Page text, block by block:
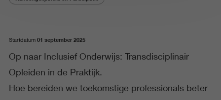
Startdatum 01 september 2025
Op naar Inclusief Onderwijs: Transdisciplinair
Opleiden in de Praktijk.
Hoe bereiden we toekomstige professionals beter